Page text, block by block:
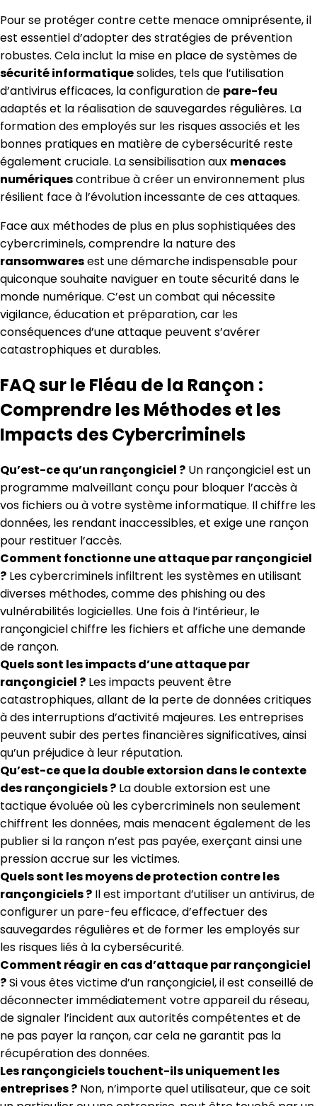
Pour se protéger contre cette menace omniprésente, il
est essentiel d’adopter des stratégies de prévention
robustes. Cela inclut la mise en place de systèmes de
sécurité informatiquesolides, tels que l’utilisation
d’antivirus efficaces, la configuration de pare-feu
adaptés et la réalisation de sauvegardes régulières. La
formation des employés sur les risques associés et les
bonnes pratiques en matière de cybersécurité reste
également cruciale. La sensibilisation aux menaces
numériquescontribue à créer un environnement plus
résilient face à l’évolution incessante de ces attaques.
Face aux méthodes de plus en plus sophistiquées des
cybercriminels, comprendre la nature des
ransomwaresest une démarche indispensable pour
quiconque souhaite naviguer en toute sécurité dans le
monde numérique. C’est un combat qui nécessite
vigilance, éducation et préparation, car les
conséquences d’une attaque peuvent s’avérer
catastrophiques et durables.
FAQ sur le Fléau de la Rançon :
Comprendre les Méthodes et les
Impacts des Cybercriminels
Qu’est-ce qu’un rançongiciel ? Un rançongiciel est un
programme malveillant conçu pour bloquer l’accès à
vos fichiers ou à votre système informatique. Il chiffre les
données, les rendant inaccessibles, et exige une rançon
pour restituer l’accès.
Comment fonctionne une attaque par rançongiciel
? Les cybercriminels infiltrent les systèmes en utilisant
diverses méthodes, comme des phishing ou des
vulnérabilités logicielles. Une fois à l’intérieur, le
rançongiciel chiffre les fichiers et affiche une demande
de rançon.
Quels sont les impacts d’une attaque par
rançongiciel ? Les impacts peuvent être
catastrophiques, allant de la perte de données critiques
à des interruptions d’activité majeures. Les entreprises
peuvent subir des pertes financières significatives, ainsi
qu’un préjudice à leur réputation.
Qu’est-ce que la double extorsion dans le contexte
des rançongiciels ? La double extorsion est une
tactique évoluée où les cybercriminels non seulement
chiffrent les données, mais menacent également de les
publier si la rançon n’est pas payée, exerçant ainsi une
pression accrue sur les victimes.
Quels sont les moyens de protection contre les
rançongiciels ? Il est important d’utiliser un antivirus, de
configurer un pare-feu efficace, d’effectuer des
sauvegardes régulières et de former les employés sur
les risques liés à la cybersécurité.
Comment réagir en cas d’attaque par rançongiciel
?Si vous êtes victime d’un rançongiciel, il est conseillé de
déconnecter immédiatement votre appareil du réseau,
de signaler l’incident aux autorités compétentes et de
ne pas payer la rançon, car cela ne garantit pas la
récupération des données.
Les rançongiciels touchent-ils uniquement les
entreprises ? Non, n’importe quel utilisateur, que ce soit